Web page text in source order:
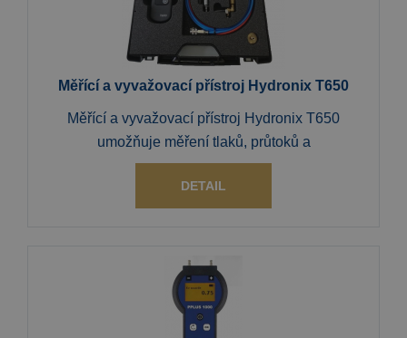
Měřící a vyvažovací přístroj Hydronix T650
Měřící a vyvažovací přístroj Hydronix T650
umožňuje měření tlaků, průtoků a
DETAIL